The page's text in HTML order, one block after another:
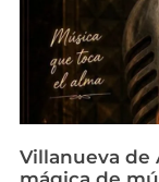
Villanueva de